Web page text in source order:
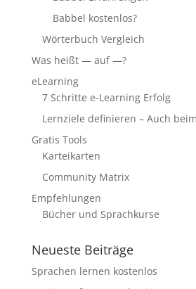
Babbel kostenlos?
Wörterbuch Vergleich
Was heißt — auf —?
eLearning
7 Schritte e-Learning Erfolg
Lernziele definieren – Auch
Gratis Tools
Karteikarten
Community Matrix
Empfehlungen
Bücher und Sprachkurse
Neueste Beiträge
Sprachen lernen kostenlos